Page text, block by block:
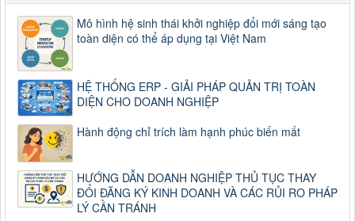
Mô hình hệ sinh thái khởi nghiệp đổi mới sáng tạo
toàn diện có thể áp dụng tại Việt Nam
HỆ THỐNG ERP - GIẢI PHÁP QUẢN TRỊ TOÀN
DIỆN CHO DOANH NGHIỆP
Hành động chỉ trích làm hạnh phúc biến mất
HƯỚNG DẪN DOANH NGHIỆP THỦ TỤC THAY
ĐỔI ĐĂNG KÝ KINH DOANH VÀ CÁC RỦI RO PHÁP
LÝ CẦN TRÁNH